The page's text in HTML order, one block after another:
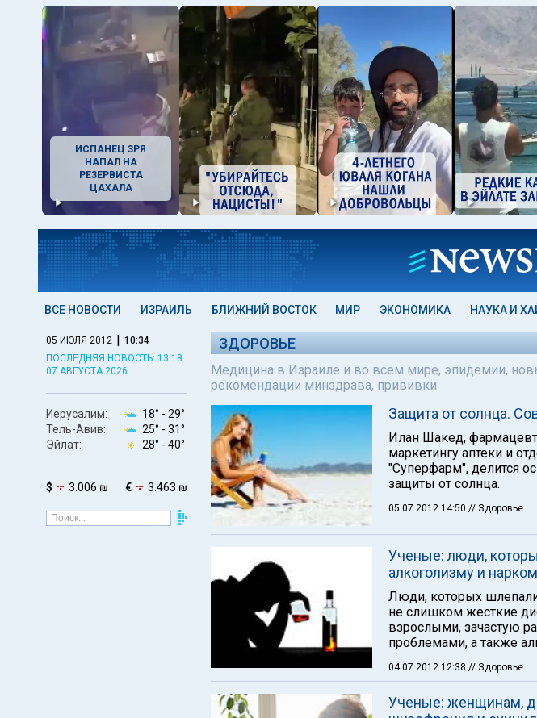
ИСПАНЕЦ ЗРЯ
НАПАЛ НА
РЕЗЕРВИСТА
ЦАХАЛА
ВСЕ НОВОСТИ ИЗРАИЛЬ БЛИЖНИЙ ВОСТОК МИР ЭКОНОМИКА НАУКА И
05 ИЮЛЯ 2012 | 10:34
ПОСЛЕДНЯЯ НОВОСТЬ: 13:18
07 АВГУСТА 2026
Иерусалим: 18° - 29°
Тель-Авив:
25° - 31°
Эйлат:
28° - 40°
$ 3.006 ₪ € 3.463 ₪
ЗДОРОВЬЕ
Медицина в Израиле и во всем мире, эпидемии,
рекомендации минздрава, прививки
Защита от солнца.
Илан Шакед,
маркетингу аптеки и
"Суперфарм", делится
защиты от солнца.
05.07.2012 14:50 // Здоровье
Ученые: люди,
алкоголизму и
Люди, которых
не слишком жесткие
взрослыми, зачастую
проблемами, а также
04.07.2012 12:38 // Здоровье
Ученые: женщинам,